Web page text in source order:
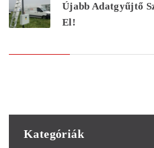
Újabb Adatgyűjtő
El!
Kategóriák